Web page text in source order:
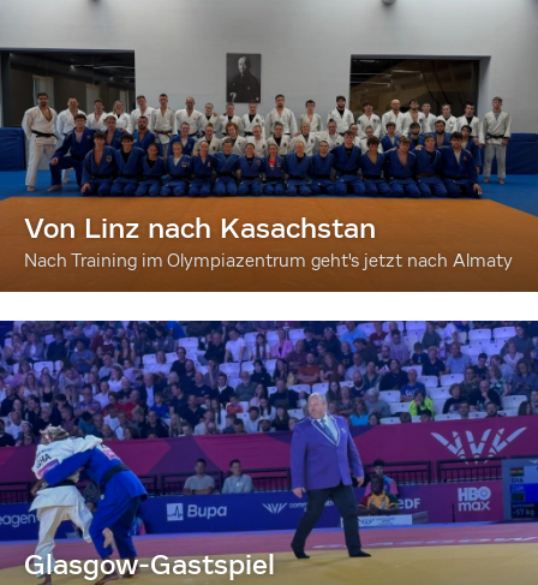
Von Linz nach Kasachstan
Nach Training im Olympiazentrum geht's jetzt nach Almaty
Glasgow-Gastspiel